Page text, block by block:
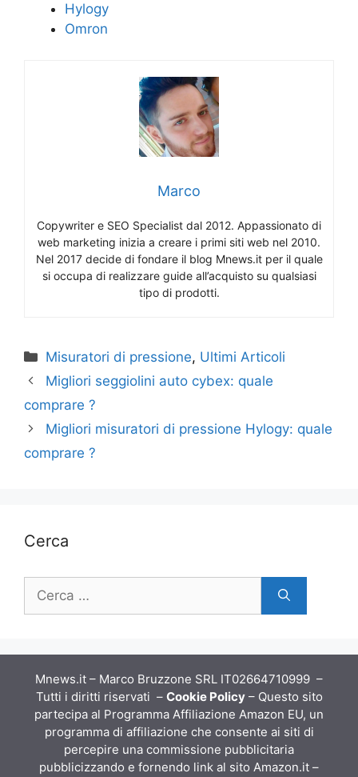
Hylogy
Omron
Marco
Copywriter e SEO Specialist dal 2012. Appassionato di
web marketing inizia a creare i primi siti web nel 2010.
Nel 2017 decide di fondare il blog Mnews.it per il quale
si occupa di realizzare guide all’acquisto su qualsiasi
tipo di prodotti.
Categorie
Misuratori di pressione, Ultimi Articoli
Migliori seggiolini auto cybex: quale
comprare ?
Migliori misuratori di pressione Hylogy: quale
comprare ?
Cerca
per:
Mnews.it – Marco Bruzzone SRL IT02664710999 –
Tutti i diritti riservati – Cookie Policy– Questo sito
partecipa al Programma Affiliazione Amazon EU, un
programma di affiliazione che consente ai siti di
percepire una commissione pubblicitaria
pubblicizzando e fornendo link al sito Amazon.it –